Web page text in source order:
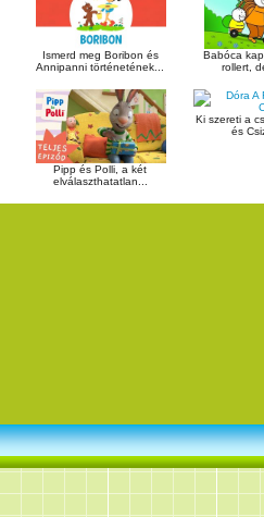
Ismerd meg Boribon és
Annipanni történetének...
Babóca
rollert,
Pipp és Polli, a két
elválaszthatatlan...
Ki szereti a
és